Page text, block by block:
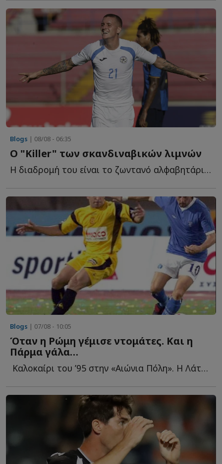
Blogs | 08/08 - 06:35
Ο "Killer" των σκανδιναβικών λιμνών
Η διαδρομή του είναι το ζωντανό αλφαβητάρι ενός ποδοσφαιρικού ν...
Blogs | 07/08 - 10:05
Όταν η Ρώμη γέμισε ντομάτες. Και η
Πάρμα γάλα…
Καλοκαίρι του ’95 στην «Αιώνια Πόλη». Η Λάτσιο ανακοινώνει τ...